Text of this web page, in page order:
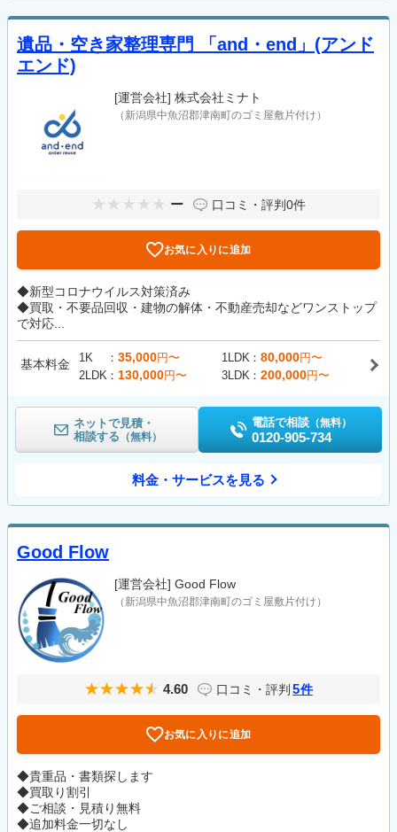
遺品・空き家整理専門 「and・end」(アンド
エンド)
[運営会社] 株式会社ミナト
（新潟県中魚沼郡津南町のゴミ屋敷片付け）
ー 口コミ・評判0件
お気に入りに追加
◆新型コロナウイルス対策済み
◆買取・不要品回収・建物の解体・不動産売却などワンストップ
で対応...
基本料金 1K 35,000円〜 1LDK 80,000円〜
2LDK
130,000円〜 3LDK 200,000円〜
ネットで見積・
相談する （無料）
電話で相談 （無料）
0120-905-734
料金・サービスを見る
Good Flow
[運営会社] Good Flow
（新潟県中魚沼郡津南町のゴミ屋敷片付け）
4.60 口コミ・評判 5件
お気に入りに追加
◆貴重品・書類探します
◆買取り割引
◆ご相談・見積り無料
◆追加料金一切なし